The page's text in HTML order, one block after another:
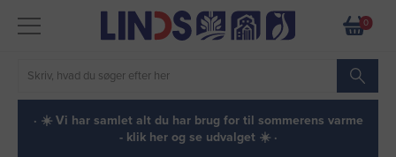
0
· ☀️ Vi har samlet alt du har brug for til sommerens varme
- klik her og se udvalget ☀️ ·